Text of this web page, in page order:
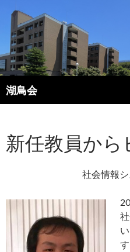
湖鳥会
検
索
ン
ツ
ッ
新任教員から
社会情報